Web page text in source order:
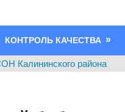
КОНТРОЛЬ КАЧЕСТВА